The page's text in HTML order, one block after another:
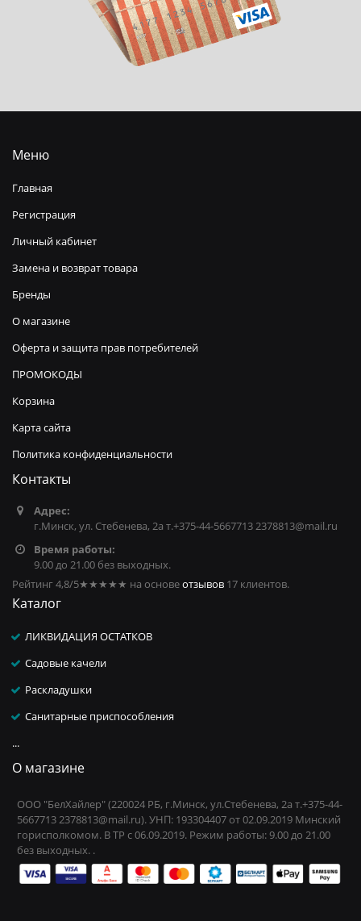
Меню
Главная
Регистрация
Личный кабинет
Замена и возврат товара
Бренды
О магазине
Оферта и защита прав потребителей
ПРОМОКОДЫ
Корзина
Карта сайта
Политика конфиденциальности
Контакты
Адрес:
г.Минск, ул. Стебенева, 2а т.+375-44-5667713 2378813@mail.ru
Время работы:
9.00 до 21.00 без выходных.
Рейтинг 4,8/5★★★★★ на основеотзывов 17 клиентов.
Каталог
ЛИКВИДАЦИЯ ОСТАТКОВ
Садовые качели
Раскладушки
Санитарные приспособления
...
О магазине
ООО "БелХайлер" (220024 РБ, г.Минск, ул.Стебенева, 2а т.+375-44-
5667713 2378813@mail.ru). УНП: 193304407 от 02.09.2019 Минский
горисполкомом. В ТР с 06.09.2019. Режим работы: 9.00 до 21.00
без выходных. .